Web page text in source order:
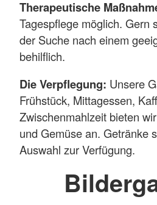
Therapeutische
Tagespflege möglich. Gern
der Suche nach einem
behilflich.
Die Verpflegung: Unsere
Frühstück, Mittagessen,
Zwischenmahlzeit bieten
und Gemüse an. Getränke
Auswahl zur Verfügung.